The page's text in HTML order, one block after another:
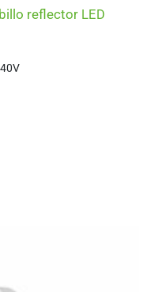
reflector LED